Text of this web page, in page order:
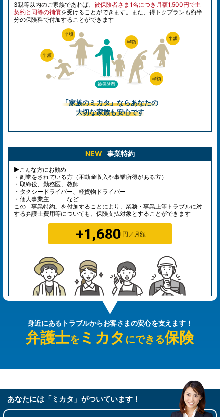
3親等以内のご家族であれば、 被保険者さま1名につき月額1,500円で主
契約と同等の補償を受けることができます。また、得トクプランも約半
分の保険料で付加することができます
「家族のミカタ」ならあなたの
大切な家族も安心です
NEW 事業特約
▶こんな方にお勧め
・副業をされている方（不動産収入や事業所得がある方）
・取締役、勤務医、教師
・タクシードライバー、軽貨物ドライバー
・個人事業主 など
この「事業特約」を付加することにより、業務・事業上等トラブルに対
する弁護士費用等についても、保険支払対象とすることができます
+1,680 円／月額
身近にあるトラブルからお客さまの安心を支えます！
弁護士を ミカタ にできる保険
あなたには「ミカタ」がついています！